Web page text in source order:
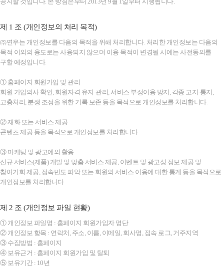
제 1 조 (개인정보의 처리 목적)
㈜연우는 개인정보를 다음의 목적을 위해 처리합니다. 처리한 개인정보는 다음의
목적 이외의 용도로는 사용되지 않으며 이용 목적이 변경될 시에는 사전동의를
구할 예정입니다.
① 홈페이지 회원가입 및 관리
회원 가입의사 확인, 회원자격 유지·관리, 서비스 부정이용 방지, 각종 고지·통지,
고충처리, 분쟁 조정을 위한 기록 보존 등을 목적으로 개인정보를 처리합니다.
② 재화 또는 서비스 제공
콘텐츠 제공 등을 목적으로 개인정보를 처리합니다.
③ 마케팅 및 광고에의 활용
신규 서비스(제품) 개발 및 맞춤 서비스 제공, 이벤트 및 광고성 정보 제공 및
참여기회 제공, 접속빈도 파악 또는 회원의 서비스 이용에 대한 통계 등을 목적으로
개인정보를 처리합니다
제 2 조 (개인정보 파일 현황)
① 개인정보 파일명 : 홈페이지 회원가입자 명단
② 개인정보 항목 : 연락처, 주소, 이름, 이메일, 회사명, 접속 로그, 거주지역
③ 수집방법 : 홈페이지
④ 보유근거 : 홈페이지 회원가입 및 탈퇴
⑤ 보유기간 : 10년